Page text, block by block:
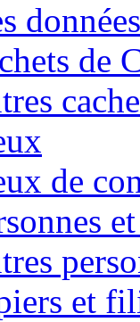
données
de
de
et